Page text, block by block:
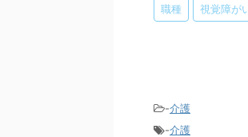
職種 視覚障が
-介護
-介護